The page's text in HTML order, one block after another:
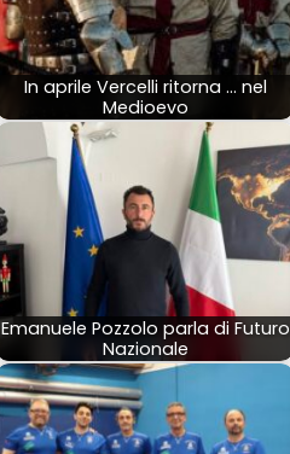
In aprile Vercelli ritorna ... nel
Medioevo
Emanuele Pozzolo parla di Futuro
Nazionale